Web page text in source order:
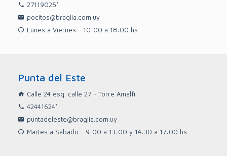
27119025*
pocitos@braglia.com.uy
Lunes a Viernes - 10:00 a 18:00 hs
Punta del Este
Calle 24 esq. calle 27 - Torre Amalfi
42441624*
puntadeleste@braglia.com.uy
Martes a Sábado - 9:00 a 13:00 y 14:30 a 17:00 hs